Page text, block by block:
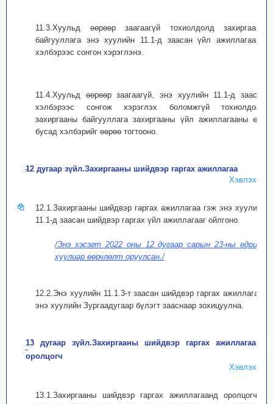
11.3.Хуульд өөрөөр заагаагүй тохиолдолд захиргааны
байгууллага энэ хуулийн 11.1-д заасан үйл ажиллагааны
хэлбэрээс сонгон хэрэглэнэ.
11.4.Хуульд өөрөөр заагаагүй, энэ хуулийн 11.1-д заасан
хэлбэрээс сонгож хэрэглэх боломжгүй тохиолдолд
захиргааны байгууллага захиргааны үйл ажиллагааны өөр
бусад хэлбэрийг өөрөө тогтооно.
12 дугаар зүйл.Захиргааны шийдвэр гаргах ажиллагаа
Хэвлэх
12.1.Захиргааны шийдвэр гаргах ажиллагаа гэж энэ хуулийн
11.1-д заасан шийдвэр гаргах үйл ажиллагааг ойлгоно.
/Энэ хэсэгт 2022 оны 12 дугаар сарын 23-ны өдрийн
хуулиар өөрчлөлт оруулсан./
12.2.Энэ хуулийн 11.1.3-т заасан шийдвэр гаргах ажиллагааг
энэ хуулийн Зургаадугаар бүлэгт зааснаар зохицуулна.
13 дугаар зүйл.Захиргааны шийдвэр гаргах ажиллагаанд
оролцогч
Хэвлэх
13.1.Захиргааны шийдвэр гаргах ажиллагаанд оролцогч /